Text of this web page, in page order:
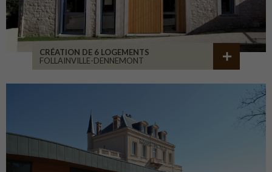
CRÉATION DE 6 LOGEMENTS
FOLLAINVILLE-DENNEMONT